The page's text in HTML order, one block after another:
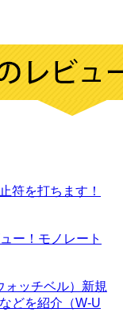
符を打ちます！
ー！モノレート
ォッチベル）新規
どを紹介（W-U